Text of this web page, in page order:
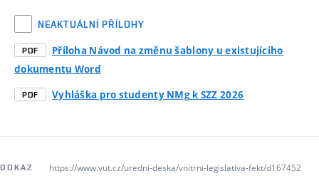
NEAKTUÁLNÍ PŘÍLOHY
PDF
Příloha Návod na změnu šablony u existujícího
dokumentu Word
PDF Vyhláška pro studenty NMg k SZZ 2026
ODKAZ https://www.vut.cz/uredni-deska/vnitrni-legislativa-fekt/d167452